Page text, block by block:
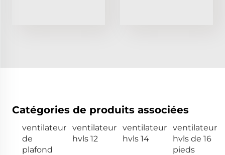
Catégories de produits associées
ventilateur
de
plafond
ventilateur
hvls 12
ventilateur
hvls 14
ventilateur
hvls de 16
pieds